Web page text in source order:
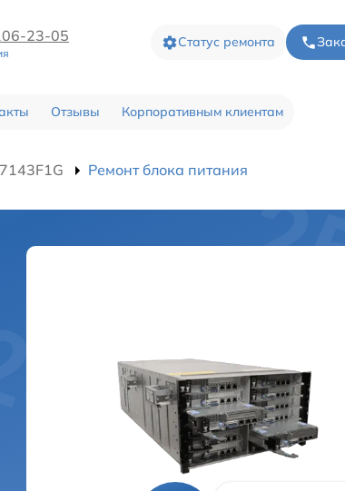
23-05 Статус ремонта
Отзывы Корпоративным клиентам
Ремонт блока питания